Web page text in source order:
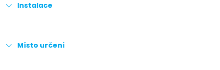
Instalace
Místo určení